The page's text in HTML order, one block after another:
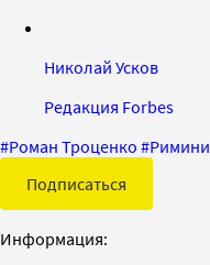
Николай Усков
Редакция Forbes
#Роман Троценко #Римини
Подписаться
Информация: